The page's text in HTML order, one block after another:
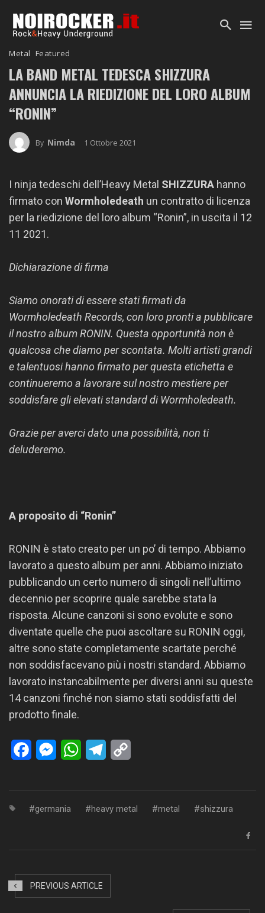
Metal Featured
LA BAND METAL TEDESCA SHIZZURA
ANNUNCIA LA RIEDIZIONE DEL LORO ALBUM
“RONIN”
By Nimda 1 Ottobre 2021
I ninja tedeschi dell’Heavy Metal SHIZZURA hanno
firmato con Wormholedeath un contratto di licenza
per la riedizione del loro album “Ronin”, in uscita il 12
11 2021.
Dichiarazione di firma
Siamo onorati di essere stati firmati da
Wormholedeath Records, con loro pronti a pubblicare
il nostro album RONIN. Questa opportunità non è
qualcosa che diamo per scontata. Molti artisti grandi
e talentuosi hanno firmato per questa etichetta e
continueremo a lavorare sul nostro mestiere per
soddisfare gli elevati standard di Wormholedeath.
Grazie per averci dato una possibilità, non ti
deluderemo.
A proposito di “Ronin”
RONIN è stato creato per un po’ di tempo. Abbiamo
lavorato a questo album per anni. Abbiamo iniziato
pubblicando un certo numero di singoli nell’ultimo
decennio per scoprire quale sarebbe stata la
risposta. Alcune canzoni si sono evolute e sono
diventate quelle che puoi ascoltare su RONIN oggi,
altre sono state completamente scartate perché
non soddisfacevano più i nostri standard. Abbiamo
lavorato instancabilmente per diversi anni su queste
14 canzoni finché non siamo stati soddisfatti del
prodotto finale.
FacebookMessengerWhatsAppTelegram
germania heavy metal metal shizzura
PREVIOUS ARTICLE